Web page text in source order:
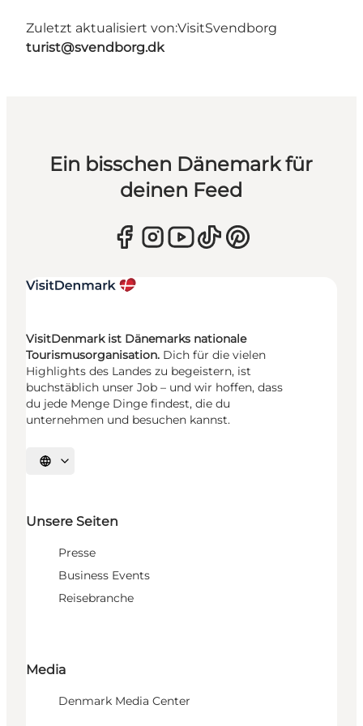
Zuletzt aktualisiert von:VisitSvendborg
turist@svendborg.dk
Ein bisschen Dänemark für
deinen Feed
VisitDenmark ist Dänemarks nationale
Tourismusorganisation. Dich für die vielen
Highlights des Landes zu begeistern, ist
buchstäblich unser Job – und wir hoffen, dass
du jede Menge Dinge findest, die du
unternehmen und besuchen kannst.
Sprache auswählen
Unsere Seiten
Presse
Business Events
Reisebranche
Media
Denmark Media Center